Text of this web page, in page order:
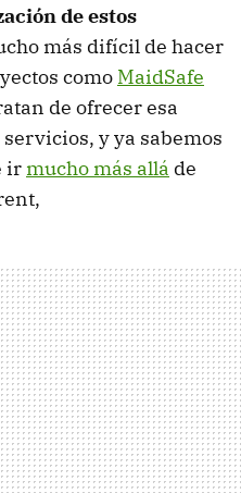
de estos
más difícil de hacer
como MaidSafe
de ofrecer esa
y ya sabemos
irmucho más allá de